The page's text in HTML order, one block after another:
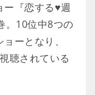
ー『恋する♥週
。10位中8つの
ーとなり、
聴されている